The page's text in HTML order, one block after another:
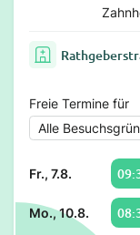
Freie Termine für
Fr., 7.8.
Mo., 10.8.